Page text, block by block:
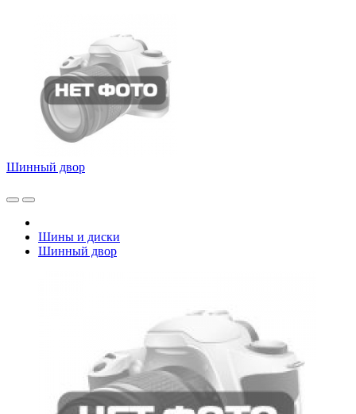
Шинный двор
Шины и диски
Шинный двор